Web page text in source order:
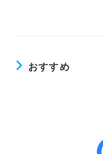
おすすめ